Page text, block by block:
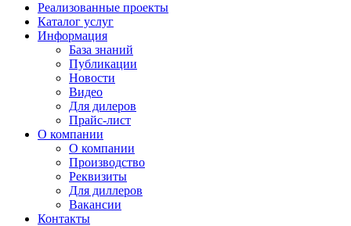
Реализованные проекты
Каталог услуг
Информация
База знаний
Публикации
Новости
Видео
Для дилеров
Прайс-лист
О компании
О компании
Производство
Реквизиты
Для диллеров
Вакансии
Контакты